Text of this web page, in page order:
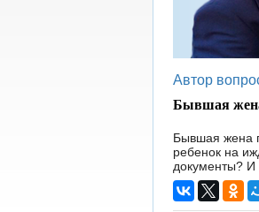
Автор
Бывшая жена
Бывшая жена
ребенок на
документы? И